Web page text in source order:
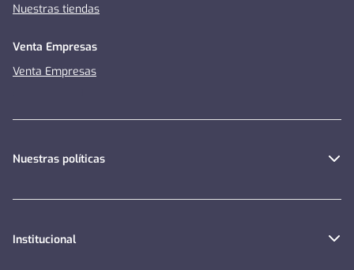
Nuestras tiendas
Venta Empresas
Venta Empresas
Nuestras políticas
Institucional